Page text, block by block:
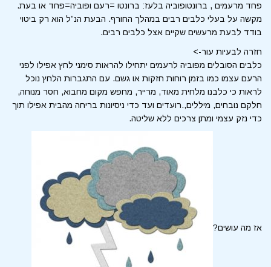
פחד מרעמים , ברונטופוביה בלעז: ברונטו =רעם ופוביה=פחד או בעת.
מקשה על בעלי כלבים רבים במהלך החורף. הבעת הנ”ל הוא רק ביטוי
בודד לבעת מרעשים שקיים אצל כלבים רבים.
חזרה לבעיות עור->
כלבים הסובלים מפוביה לרעמים יתחילו להראות סימני לחץ אפילו לפני
הרעם עצמו כמו בזמן רוחות חזקות או גשם. עם התגברות הלחץ נוכל
לראות כי כלבנו מלחית מאוד, מרייר, מחפש מקום מחבוא, חסר מנוחה,
חלקם נובחים, מיללים,.רועדים ועד כדי ניסיונות בריחה מהבית אפילו תוך
כדי נזק עצמי ומתן צרכים ללא שליטה.
אז מה עושים?